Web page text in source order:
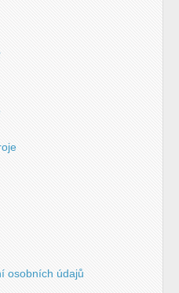
osobních údajů